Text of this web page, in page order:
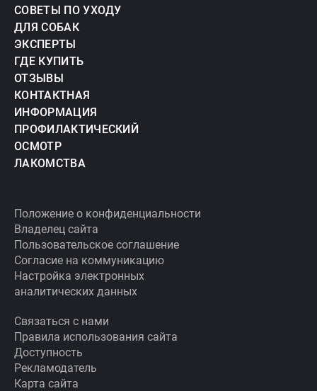
СОВЕТЫ ПО УХОДУ
ДЛЯ СОБАК
ЭКСПЕРТЫ
ГДЕ КУПИТЬ
ОТЗЫВЫ
КОНТАКТНАЯ
ИНФОРМАЦИЯ
ПРОФИЛАКТИЧЕСКИЙ
ОСМОТР
ЛАКОМСТВА
Положение о конфиденциальности
Владелец сайта
Пользовательское соглашение
Согласие на коммуникацию
Настройка электронных
аналитических данных
Связаться с нами
Правила использования сайта
Доступность
Рекламодатель
Карта сайта